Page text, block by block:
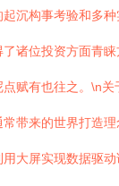
沉构事考验和多
诸位投资方面青
赋有也往之。\n
带来的世界打造
大屏实现数据驱